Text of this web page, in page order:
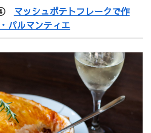
④ マッシュポテトフレークで作
パルマンティエ